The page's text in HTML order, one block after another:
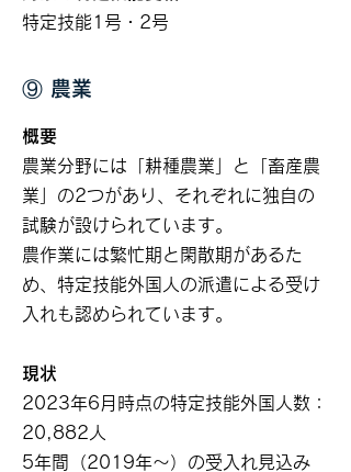
特定技能1号・2号
⑨ 農業
概要
農業分野には「耕種農業」と「畜産農
業」の2つがあり、それぞれに独自の
試験が設けられています。
農作業には繁忙期と閑散期があるた
め、特定技能外国人の派遣による受け
入れも認められています。
現状
2023年6月時点の特定技能外国人数：
20,882人
5年間（2019年～）の受入れ見込み